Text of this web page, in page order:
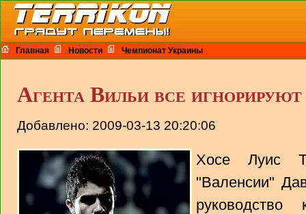
Главная Новости Чемпионат Украины
Агента Вильи все игнорируют
Добавлено: 2009-03-13 20:20:06
Хосе Луис
"Валенсии"